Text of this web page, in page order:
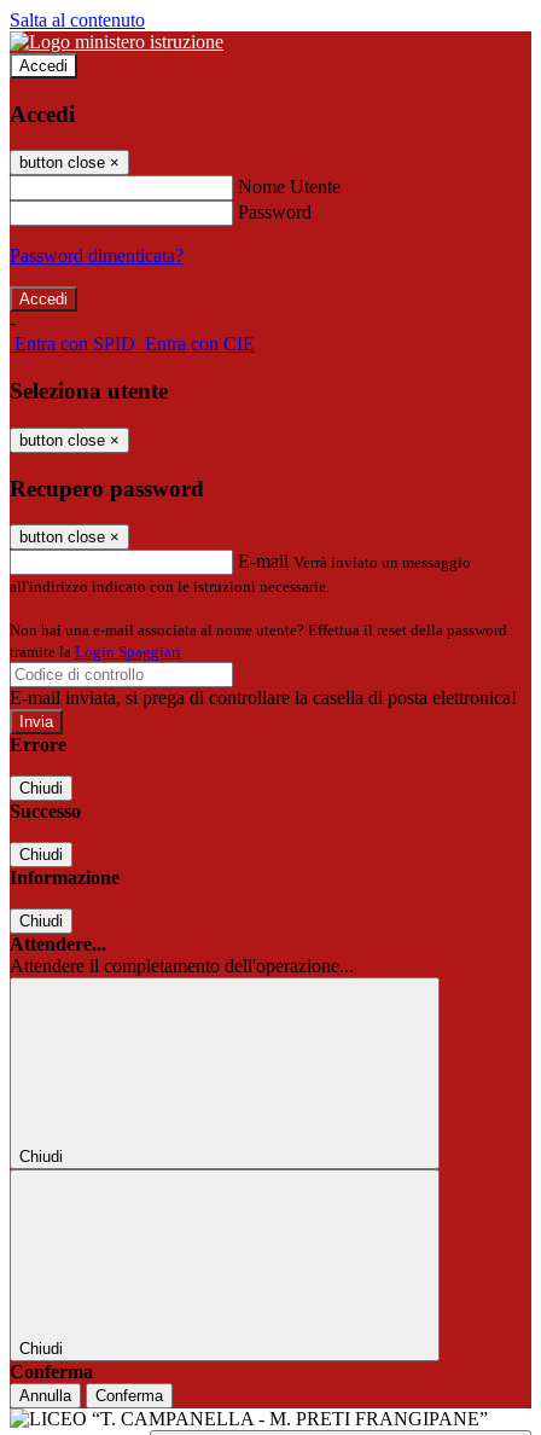
Salta al contenuto
Accedi
Accedi
button close ×
Nome Utente
Password
Password dimenticata?
-
Entra con SPID Entra con CIE
Seleziona utente
button close ×
Recupero password
button close ×
E-mail Verrà inviato un messaggio
all'indirizzo indicato con le istruzioni necessarie.
Non hai una e-mail associata al nome utente? Effettua il reset della password
tramite la Login Spaggiari
E-mail inviata, si prega di controllare la casella di posta elettronica!
Errore
Chiudi
Successo
Chiudi
Informazione
Chiudi
Attendere...
Attendere il completamento dell'operazione...
Chiudi
Chiudi
Conferma
Annulla Conferma